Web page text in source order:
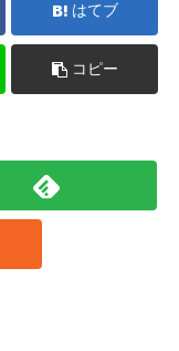
はてブ
コピー